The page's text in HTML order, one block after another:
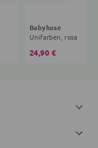
Babyhose
Unifarben, rosa
24,90 €